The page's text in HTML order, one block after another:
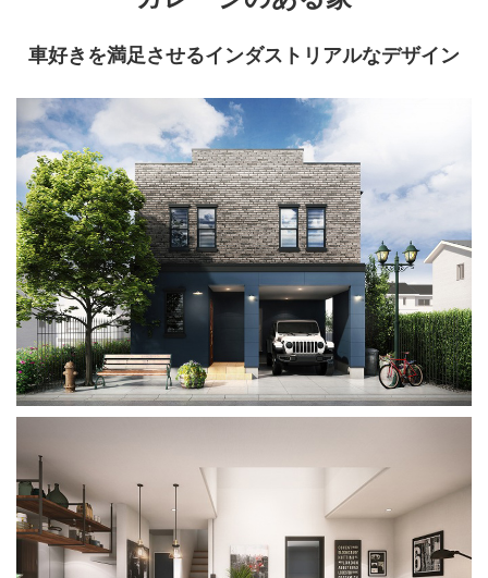
車好きを満足させるインダストリアルなデザイン